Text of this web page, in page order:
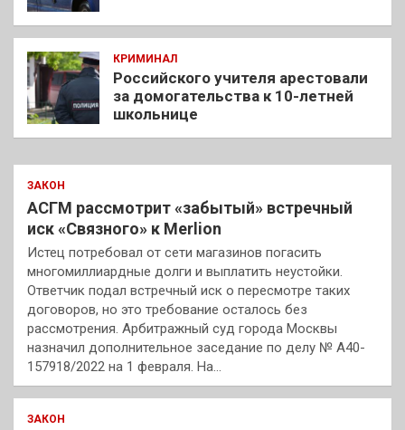
КРИМИНАЛ
Российского учителя арестовали
за домогательства к 10-летней
школьнице
ЗАКОН
АСГМ рассмотрит «забытый» встречный
иск «Связного» к Merlion
Истец потребовал от сети магазинов погасить
многомиллиардные долги и выплатить неустойки.
Ответчик подал встречный иск о пересмотре таких
договоров, но это требование осталось без
рассмотрения. Арбитражный суд города Москвы
назначил дополнительное заседание по делу № А40-
157918/2022 на 1 февраля. На…
ЗАКОН